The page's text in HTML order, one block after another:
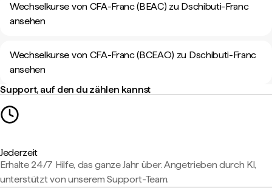
Wechselkurse von CFA-Franc (BEAC) zu Dschibuti-Franc
ansehen
Wechselkurse von CFA-Franc (BCEAO) zu Dschibuti-Franc
ansehen
Support, auf den du zählen kannst
Jederzeit
Erhalte 24/7 Hilfe, das ganze Jahr über. Angetrieben durch KI,
unterstützt von unserem Support-Team.